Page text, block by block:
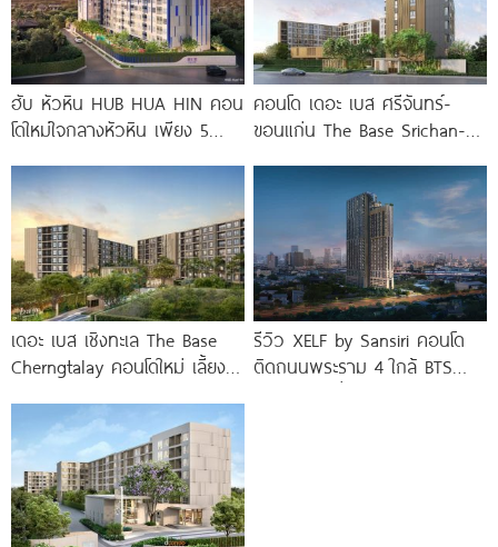
ฮับ หัวหิน HUB HUA HIN คอน
โดใหม่ใจกลางหัวหิน เพียง 5
คอนโด เดอะ เบส ศรีจันทร์-
ขอนแก่น The Base Srichan-
ขอนแก่น
เดอะ เบส เชิงทะเล The Base
Cherngtalay คอนโดใหม่ เลี้ยง
รีวิว XELF by Sansiri คอนโด
ติดถนนพระราม 4 ใกล้ BTS